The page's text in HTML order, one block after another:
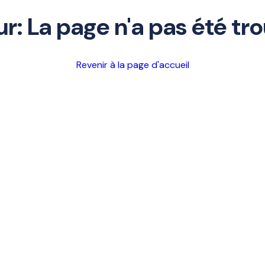
La page n'a pas été
Revenir à la page d'accueil